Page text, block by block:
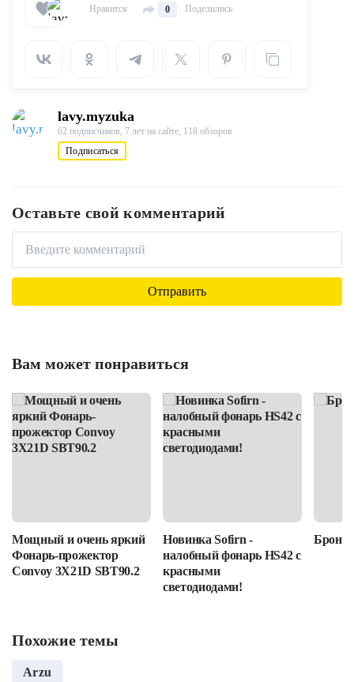
Нравится 0 Поделились
lavy.myzuka
62 подписчиков, 7 лет на сайте, 118 обзоров
Подписаться
Оставьте свой комментарий
Вам может понравиться
Мощный и очень яркий
Фонарь-прожектор
Convoy 3X21D SBT90.2
Новинка Sofirn -
налобный фонарь HS42 с
красными
светодиодами!
Похожие темы
Arzu